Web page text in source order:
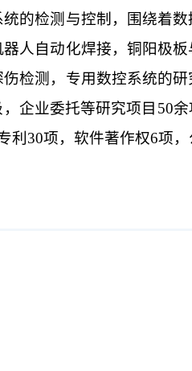
的检测与控制，围绕着
人自动化焊接，铜阳极
检测，专用数控系统的
企业委托等研究项目 50余
利 30项，软件著作权6项，